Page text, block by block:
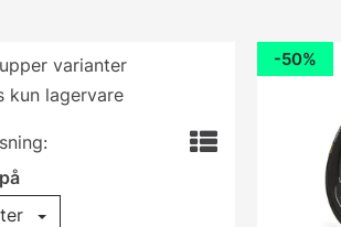
varianter
kun lagervare
50%